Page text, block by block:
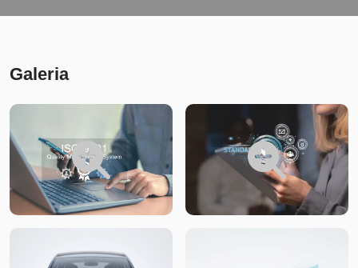
Galeria